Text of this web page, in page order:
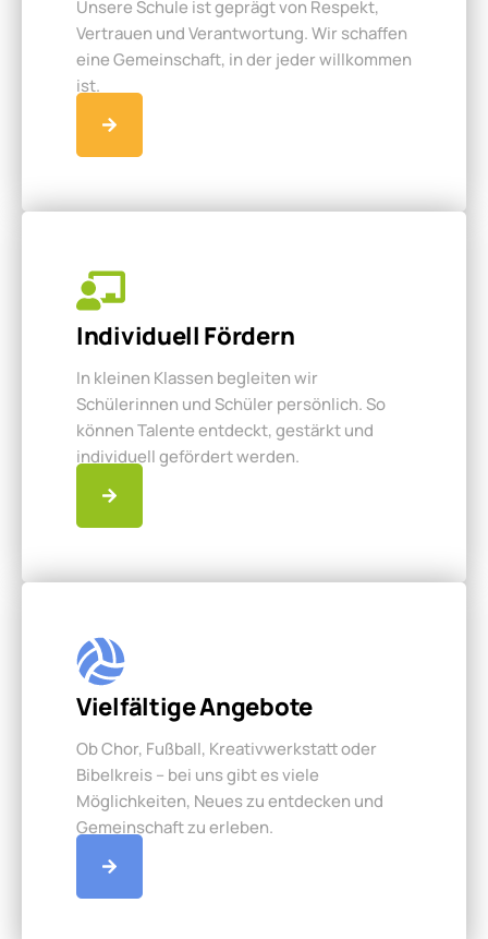
Unsere Schule ist geprägt von Respekt,
Vertrauen und Verantwortung. Wir schaffen
eine Gemeinschaft, in der jeder willkommen
ist.
Individuell Fördern
In kleinen Klassen begleiten wir
Schülerinnen und Schüler persönlich. So
können Talente entdeckt, gestärkt und
individuell gefördert werden.
Vielfältige Angebote
Ob Chor, Fußball, Kreativwerkstatt oder
Bibelkreis – bei uns gibt es viele
Möglichkeiten, Neues zu entdecken und
Gemeinschaft zu erleben.